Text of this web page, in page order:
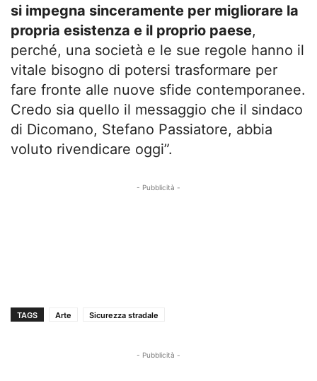
si impegna sinceramente per migliorare la
propria esistenza e il proprio paese,
perché, una società e le sue regole hanno il
vitale bisogno di potersi trasformare per
fare fronte alle nuove sfide contemporanee.
Credo sia quello il messaggio che il sindaco
di Dicomano, Stefano Passiatore, abbia
voluto rivendicare oggi”.
- Pubblicità -
TAGS Arte Sicurezza stradale
- Pubblicità -